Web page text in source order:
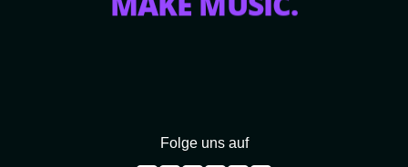
Folge uns auf